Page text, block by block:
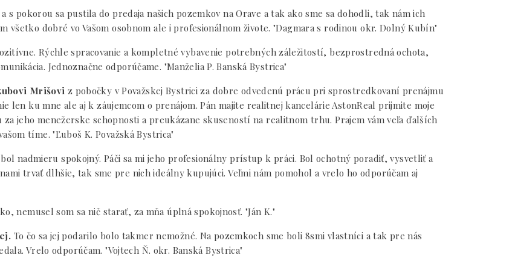
a s pokorou sa pustila do predaja našich pozemkov na Orave a tak ako sme sa dohodli, tak nám ich
všetko dobré vo Vašom osobnom ale i profesionálnom živote. "Dagmara s rodinou okr. Dolný Kubín"
Rýchle spracovanie a kompletné vybavenie potrebných záležitostí, bezprostredná ochota,
Jednoznačne odporúčame. "Manželia P. Banská Bystrica"
Mrišovi z pobočky v Považskej Bystrici za dobre odvedenú prácu pri sprostredkovaní prenájmu
ku mne ale aj k záujemcom o prenájom. Pán majite realitnej kancelárie AstonReal prijmite moje
jeho menežerske schopnosti a preukázane skuseností na realitnom trhu. Prajem vám veľa ďalších
tíme. "Ľuboš K. Považská Bystrica"
nadmieru spokojný. Páči sa mi jeho profesionálny prístup k práci. Bol ochotný poradiť, vysvetliť a
trvať dlhšie, tak sme pre nich ideálny kupujúci. Veľmi nám pomohol a vrelo ho odporúčam aj
nemusel som sa nič starať, za mňa úplná spokojnosť. "Ján K."
To čo sa jej podarilo bolo takmer nemožné. Na pozemkoch sme boli 8smi vlastníci a tak pre nás
Vrelo odporúčam. "Vojtech Ň. okr. Banská Bystrica"